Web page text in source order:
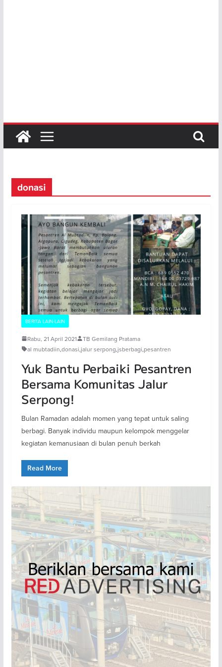
donasi
BERITA LAIN-LAIN
Rabu, 21 April 2021
TB Gemilang Pratama
al mubtadiin,donasi,jalur serpong,jsberbagi,pesantren
Yuk Bantu Perbaiki Pesantren
Bersama Komunitas Jalur
Serpong!
Bulan Ramadan adalah momen yang tepat untuk saling
berbagi. Banyak individu maupun kelompok menggelar
kegiatan kemanusiaan di bulan penuh berkah
Read More